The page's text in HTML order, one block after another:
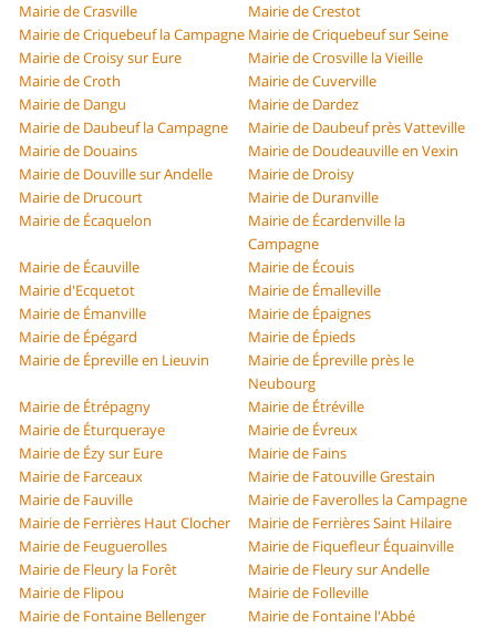
Mairie de Crasville
Mairie de Crestot
Mairie de Criquebeuf la Campagne Mairie de Criquebeuf sur Seine
Mairie de Croisy sur Eure
Mairie de Crosville la Vieille
Mairie de Croth
Mairie de Cuverville
Mairie de Dangu
Mairie de Dardez
Mairie de Daubeuf la Campagne
Mairie de Daubeuf près Vatteville
Mairie de Douains
Mairie de Doudeauville en Vexin
Mairie de Douville sur Andelle
Mairie de Droisy
Mairie de Drucourt
Mairie de Duranville
Mairie de Écaquelon
Mairie de Écardenville la
Campagne
Mairie de Écauville
Mairie de Écouis
Mairie d'Ecquetot
Mairie de Émalleville
Mairie de Émanville
Mairie de Épaignes
Mairie de Épégard
Mairie de Épieds
Mairie de Épreville en Lieuvin
Mairie de Épreville près le
Neubourg
Mairie de Étrépagny
Mairie de Étréville
Mairie de Éturqueraye
Mairie de Évreux
Mairie de Ézy sur Eure
Mairie de Fains
Mairie de Farceaux
Mairie de Fatouville Grestain
Mairie de Fauville
Mairie de Faverolles la Campagne
Mairie de Ferrières Haut Clocher
Mairie de Ferrières Saint Hilaire
Mairie de Feuguerolles
Mairie de Fiquefleur Équainville
Mairie de Fleury la Forêt
Mairie de Fleury sur Andelle
Mairie de Flipou
Mairie de Folleville
Mairie de Fontaine Bellenger
Mairie de Fontaine l'Abbé